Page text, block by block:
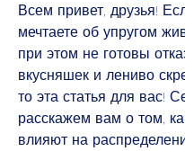
Всем привет, друзья!
мечтаете об упругом
при этом не готовы
вкусняшек и лениво
то эта статья для вас!
расскажем вам о том,
влияют на